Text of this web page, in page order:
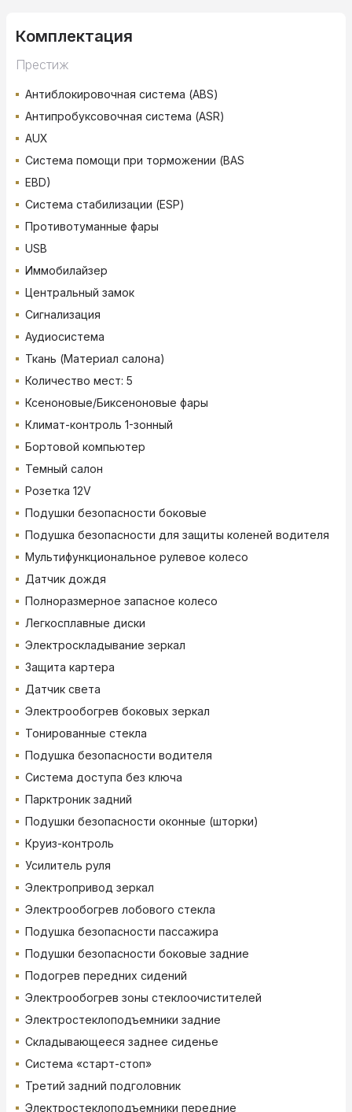
Комплектация
Престиж
Антиблокировочная система (ABS)
Антипробуксовочная система (ASR)
AUX
Система помощи при торможении (BAS
EBD)
Система стабилизации (ESP)
Противотуманные фары
USB
Иммобилайзер
Центральный замок
Сигнализация
Аудиосистема
Ткань (Материал салона)
Количество мест: 5
Ксеноновые/Биксеноновые фары
Климат-контроль 1-зонный
Бортовой компьютер
Темный салон
Розетка 12V
Подушки безопасности боковые
Подушка безопасности для защиты коленей водителя
Мультифункциональное рулевое колесо
Датчик дождя
Полноразмерное запасное колесо
Легкосплавные диски
Электроскладывание зеркал
Защита картера
Датчик света
Электрообогрев боковых зеркал
Тонированные стекла
Подушка безопасности водителя
Система доступа без ключа
Парктроник задний
Подушки безопасности оконные (шторки)
Круиз-контроль
Усилитель руля
Электропривод зеркал
Электрообогрев лобового стекла
Подушка безопасности пассажира
Подушки безопасности боковые задние
Подогрев передних сидений
Электрообогрев зоны стеклоочистителей
Электростеклоподъемники задние
Складывающееся заднее сиденье
Система «старт-стоп»
Третий задний подголовник
Электростеклоподъемники передние